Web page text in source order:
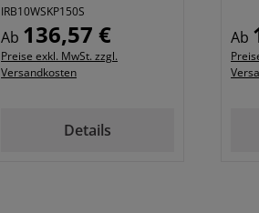
IRB10WSKP150S
Regulärer Preis:
Ab 136,57 €
Preise exkl. MwSt. zzgl.
Versandkosten
Details
Ab